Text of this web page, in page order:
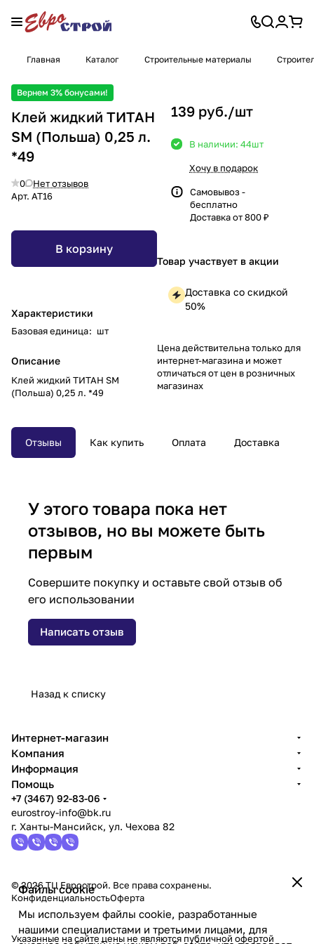
Главная Каталог Строительные материалы
Вернем 3% бонусами!
Клей жидкий ТИТАН
SM (Польша) 0,25 л.
*49
0
Нет отзывов
Арт. АТ16
В корзину
Характеристики
Базовая единица: шт
Описание
Клей жидкий ТИТАН SM
(Польша) 0,25 л. *49
139 руб./шт
В наличии: 44шт
Хочу в подарок
Самовывоз -
бесплатно
Доставка от 800 ₽
Товар участвует в акции
Доставка со скидкой
50%
Цена действительна только для
интернет-магазина и может
отличаться от цен в розничных
магазинах
Отзывы Как купить Оплата Доставка
У этого товара пока нет
отзывов, но вы можете быть
первым
Совершите покупку и оставьте свой отзыв об
его использовании
Написать отзыв
Назад к списку
Файлы cookie
Мы используем файлы cookie, разработанные
нашими специалистами и третьими лицами, для
Интернет-магазин
Компания
Информация
Помощь
+7 (3467) 92-83-06
eurostroy-info@bk.ru
г. Ханты-Мансийск, ул. Чехова 82
© 2026 ТЦ Еврострой. Все права сохранены.
КонфиденциальностьОферта
Указанные на сайте цены не являются публичной офертой